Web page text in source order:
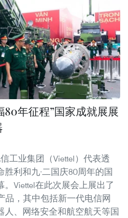
年征程”国家成就展展
工业集团（Viettel）代表透
利和九·二国庆80周年的国
Viettel在此次展会上展出了
品，其中包括新一代电信网
人、网络安全和航空航天等国